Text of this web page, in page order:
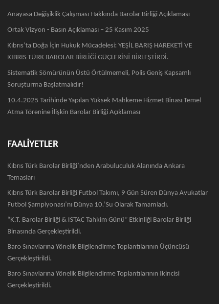
Anayasa Değişiklik Çalışması Hakkında Barolar Birliği Açıklaması
Ortak Vizyon - Basın Açıklaması – 25 Kasım 2025
Kıbrıs’ta Doğa İçin Hukuk Mücadelesi: YEŞİL BARIŞ HAREKETİ VE
KIBRIS TÜRK BAROLAR BİRLİĞİ GÜÇLERİNİ BİRLEŞTİRDİ.
Sistematik Sömürünün Üstü Örtülmemeli, Polis Geniş Kapsamlı
Soruşturma Başlatmalıdır!
10.4.2025 Tarihinde Yapılan Yüksek Mahkeme Hizmet Binası Temel
Atma Törenine İlişkin Barolar Birliği Açıklaması
FAALİYETLER
Kıbrıs Türk Barolar Birliği’nden Arabuluculuk Alanında Ankara
Temasları
Kıbrıs Türk Barolar Birliği Futbol Takımı, 9 Gün Süren Dünya Avukatlar
Futbol Şampiyonası’nı Dünya 10.’su Olarak Tamamladı.
“K.T. Barolar Birliği & ISTAC Tahkim Günü” Etkinliği Barolar Birliği
Binasında Gerçekleştirildi.
Baro Sınavlarına Yönelik Bilgilendirme Toplantılarının Üçüncüsü
Gerçekleştirildi.
Baro Sınavlarına Yönelik Bilgilendirme Toplantılarının Ikincisi
Gerçekleştirildi.